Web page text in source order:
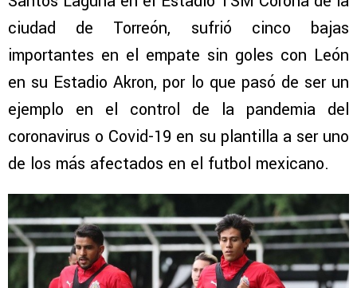
ciudad de Torreón, sufrió cinco bajas
importantes en el empate sin goles con León
en su Estadio Akron, por lo que pasó de ser un
ejemplo en el control de la pandemia del
coronavirus o Covid-19 en su plantilla a ser uno
de los más afectados en el futbol mexicano.